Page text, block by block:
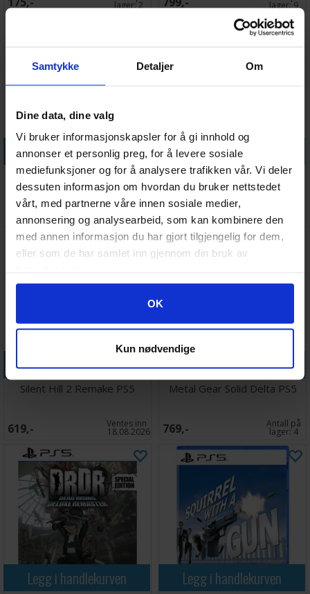
Samtykke Detaljer Om
Dine data, dine valg
Vi bruker informasjonskapsler for å gi innhold og
annonser et personlig preg, for å levere sosiale
mediefunksjoner og for å analysere trafikken vår. Vi deler
dessuten informasjon om hvordan du bruker nettstedet
vårt, med partnerne våre innen sosiale medier,
annonsering og analysearbeid, som kan kombinere den
med annen informasjon du har gjort tilgjengelig for dem,
eller som de har samlet inn gjennom din bruk av
Googles retningslinjer for personvern
OK
Kun nødvendige
lager:2 lager:9
Legg i handlekurven
Lost Judgment PS5
225,- Antall på
lager:2
Legg i handlekurven
Assassins Creed Mirage PS5
229,- lager:
Legg i handlekurven
Silent Hill 2 Remake PS5
619,- Ventes inn
18.08.2026
Legg i handlekurven
Metal Gear Solid Delta PS5
769,- Antall på
lager:4
Legg i handlekurven Legg i handlekurven